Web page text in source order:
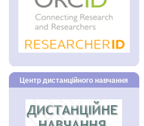
Центр дистанційного навчання